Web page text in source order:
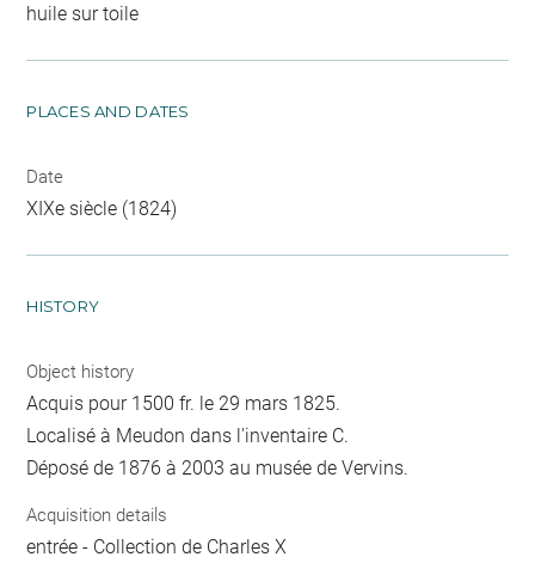
huile sur toile
PLACES AND DATES
Date
XIXe siècle (1824)
HISTORY
Object history
Acquis pour 1500 fr. le 29 mars 1825.
Localisé à Meudon dans l'inventaire C.
Déposé de 1876 à 2003 au musée de Vervins.
Acquisition details
entrée - Collection de Charles X